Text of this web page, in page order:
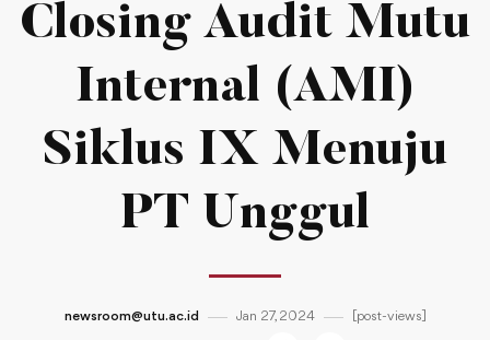
Closing Audit Mutu
Internal (AMI)
Siklus IX Menuju
PT Unggul
newsroom@utu.ac.id Jan 27, 2024 [post-views]